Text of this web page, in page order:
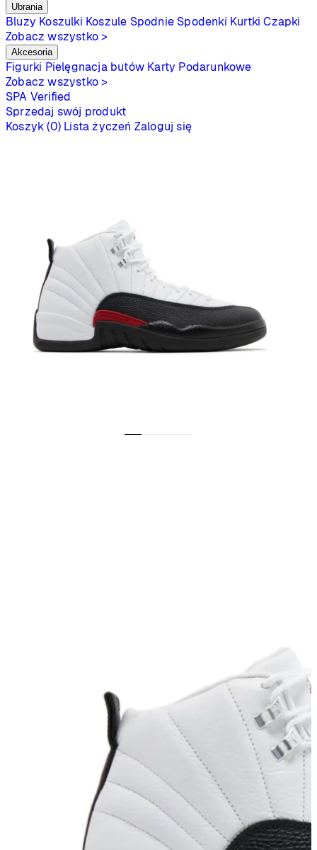
Ubrania
Bluzy Koszulki Koszule Spodnie Spodenki Kurtki Czapki
Zobacz wszystko >
Akcesoria
Figurki Pielęgnacja butów Karty Podarunkowe
Zobacz wszystko >
SPA Verified
Sprzedaj swój produkt
Koszyk (0) Lista życzeń Zaloguj się